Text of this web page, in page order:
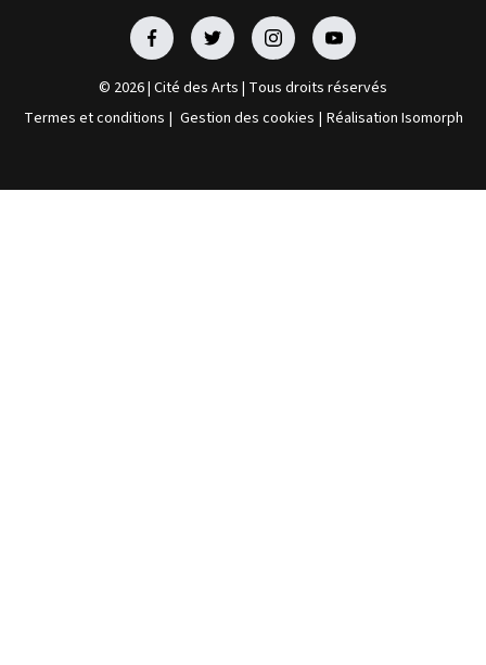
© 2026 | Cité des Arts | Tous droits réservés
Termes et conditions | Gestion des cookies | Réalisation Isomorph
FacebookFacebookFacebookFacebook